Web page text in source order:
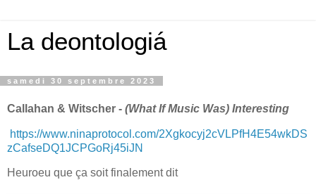
La deontologiá
samedi 30 septembre 2023
Callahan & Witscher - (What If Music Was) Interesting
https://www.ninaprotocol.com/2Xgkocyj2cVLPfH4E54wkDS
zCafseDQ1JCPGoRj45iJN
Heuroeu que ça soit finalement dit